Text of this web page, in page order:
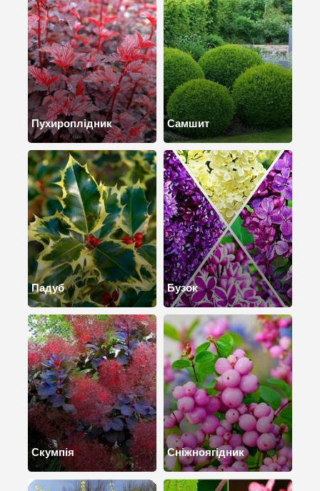
Пухироплідник Самшит
Падуб Бузок
Скумпія Сніжноягідник